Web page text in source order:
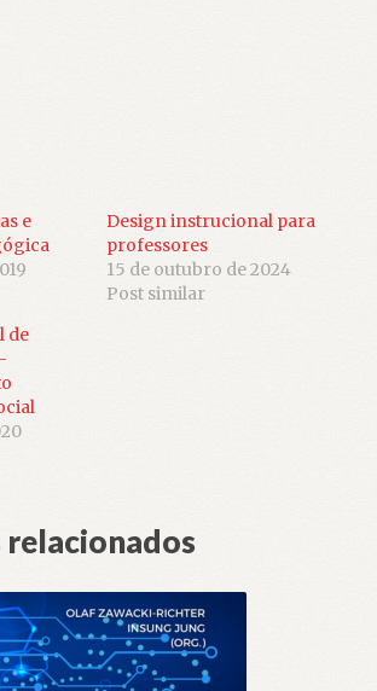
e
Design instrucional para
professores
15 de outubro de 2024
Post similar
de